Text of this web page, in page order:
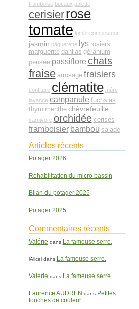
framboise bocaux palette
cerisierrose
tomate lombricomposteur
jasmin pâquerette lys rosiers
marguerite dahlias géranium
pensée passiflore chats
fraise arrosage fraisiers
confiture clématite mûre
lavande campanule fuchsias
thym menthe chèvrefeuille
carnivore orchidée cerises
framboisier bambou salade
Articles récents
Potager 2026
Réhabilitation du micro bassin
Bilan du potager 2025
Potager 2025
Commentaires récents
Valérie dans La fameuse serre.
lAliceldans La fameuse serre.
Valérie dans La fameuse serre.
Laurence AUDREN dans Petites
touches de couleur.